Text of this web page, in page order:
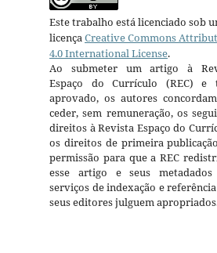
Este trabalho está licenciado sob
licençaCreative Commons
4.0 International License.
Ao submeter um artigo à
Espaço do Currículo (REC) e
aprovado, os autores
ceder, sem remuneração, os
direitos à Revista Espaço do
os direitos de primeira
permissão para que a REC
esse artigo e seus metadados
serviços de indexação e
seus editores julguem